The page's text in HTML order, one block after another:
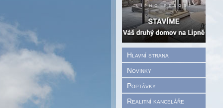
Hlavní strana
Novinky
Poptávky
Realitní kanceláře